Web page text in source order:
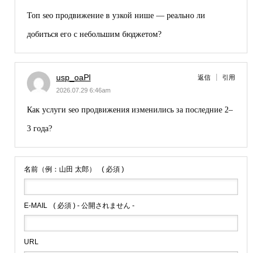
Топ seo продвижение в узкой нише — реально ли
добиться его с небольшим бюджетом?
usp_oaPl
2026.07.29 6:46am
返信 引用
Как услуги seo продвижения изменились за последние 2–
3 года?
名前（例：山田 太郎） ( 必須 )
E-MAIL ( 必須 ) - 公開されません -
URL